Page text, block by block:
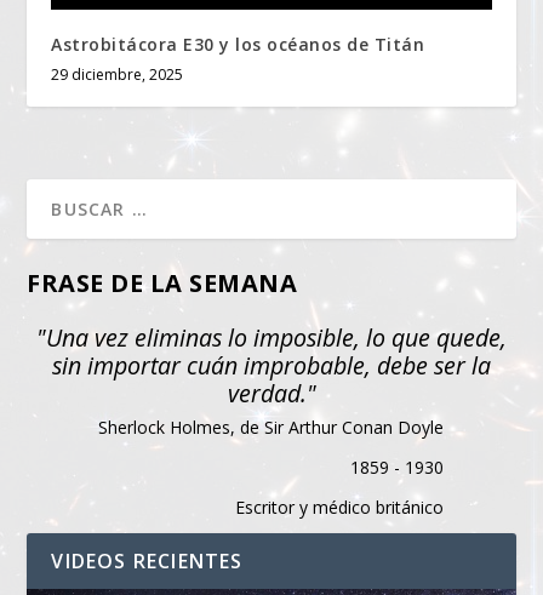
Astrobitácora E30 y los océanos de Titán
29 diciembre, 2025
FRASE DE LA SEMANA
"Una vez eliminas lo imposible, lo que quede,
sin importar cuán improbable, debe ser la
verdad."
Sherlock Holmes, de Sir Arthur Conan Doyle
1859 - 1930
Escritor y médico británico
VIDEOS RECIENTES